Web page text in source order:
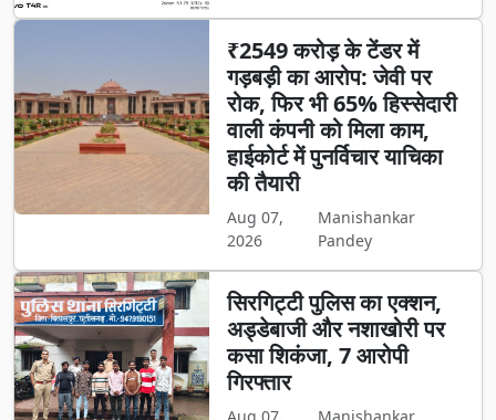
₹2549 करोड़ के टेंडर में
गड़बड़ी का आरोप: जेवी पर
रोक, फिर भी 65% हिस्सेदारी
वाली कंपनी को मिला काम,
हाईकोर्ट में पुनर्विचार याचिका
की तैयारी
Aug 07,
2026
Manishankar
Pandey
सिरगिट्टी पुलिस का एक्शन,
अड्डेबाजी और नशाखोरी पर
कसा शिकंजा, 7 आरोपी
गिरफ्तार